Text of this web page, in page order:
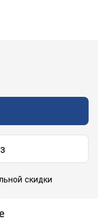
скидки